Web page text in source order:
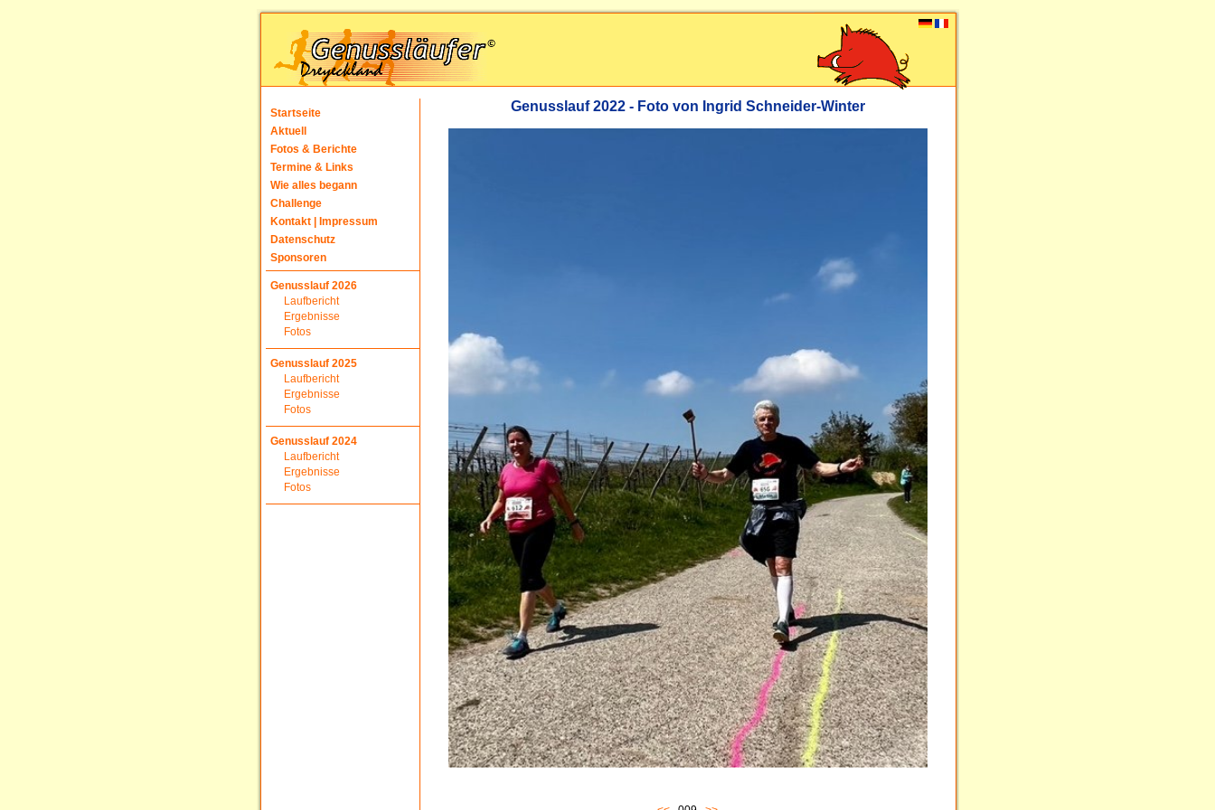
Startseite
Aktuell
Fotos & Berichte
Termine & Links
Wie alles begann
Challenge
Kontakt | Impressum
Datenschutz
Sponsoren
Genusslauf 2026
Laufbericht
Ergebnisse
Fotos
Genusslauf 2025
Laufbericht
Ergebnisse
Fotos
Genusslauf 2024
Laufbericht
Ergebnisse
Fotos
Genusslauf 2022 - Foto von Ingrid Schneider-Winter